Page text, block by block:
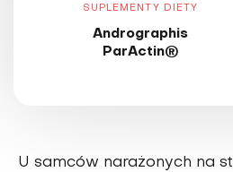
SUPLEMENTY DIETY
Andrographis
ParActin®
U samców narażonych na